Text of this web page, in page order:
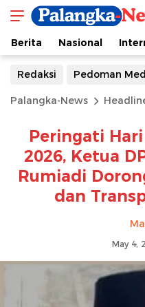
Berita Nasional
Redaksi Pedoman
Palangka-News
Peringati
2026, Ketua
Rumiadi
dan
May 4,